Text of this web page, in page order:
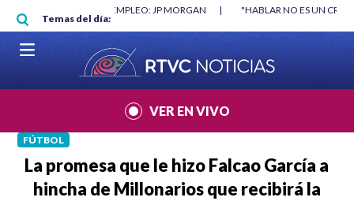
Pasar al contenido principal
Temas del día:
MÍNIMO NO DESTRUYÓ EMPLEO: JP MORGAN |
"HABLAR NO ES UN
MUNDIAL 2026
|
VER EN VIVO
FÚTBOL
La promesa que le hizo Falcao García a
hincha de Millonarios que recibirá la